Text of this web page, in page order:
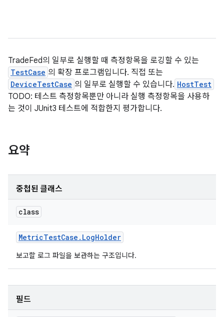
TradeFed의 일부로 실행할 때 측정항목을 로깅할 수 있는
TestCase 의 확장 프로그램입니다. 직접 또는
DeviceTestCase 의 일부로 실행할 수 있습니다. HostTest
TODO: 테스트 측정항목뿐만 아니라 실행 측정항목을 사용하
는 것이 JUnit3 테스트에 적합한지 평가합니다.
요약
중첩된 클래스
class
MetricTestCase . LogHolder
보고할 로그 파일을 보관하는 구조입니다.
필드